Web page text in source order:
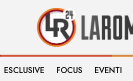
ESCLUSIVE FOCUS EVENTI